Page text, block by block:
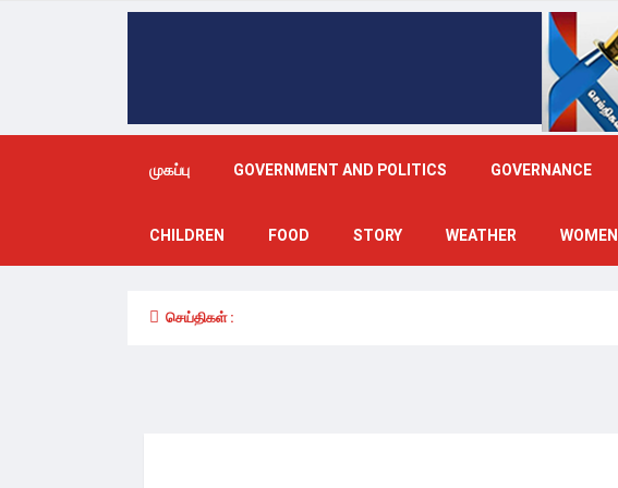
முகப்பு GOVERNMENT AND POLITICS GOVERNANCE
CHILDREN FOOD STORY WEATHER WOMEN
செய்திகள் :